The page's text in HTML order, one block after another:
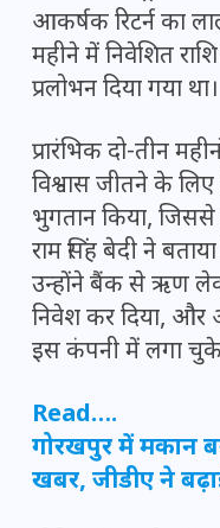
आकर्षक रिटर्न का
महीने में निवेशित
प्रलोभन दिया गया था।
प्रारंभिक दो-तीन
विश्वास जीतने के
भुगतान किया,
राम सिंह बेदी ने
उन्होंने बैंक से ऋण
निवेश कर दिया,
इस कंपनी में लगा
Read….
गोरखपुर में मकान
खबर, जीडीए ने